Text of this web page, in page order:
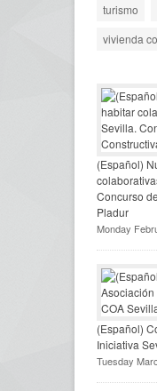
turismo
vivienda
(Español)
Concurso
Pladur
Monday
(Español)
Iniciativa
Tuesday